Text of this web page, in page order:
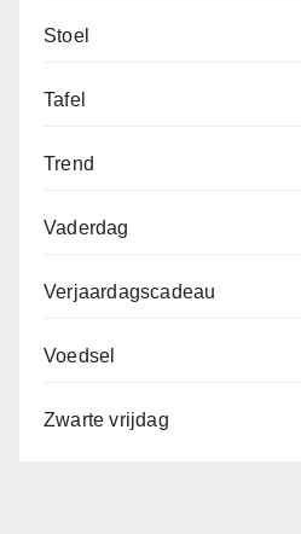
Stoel
Tafel
Trend
Vaderdag
Verjaardagscadeau
Voedsel
Zwarte vrijdag